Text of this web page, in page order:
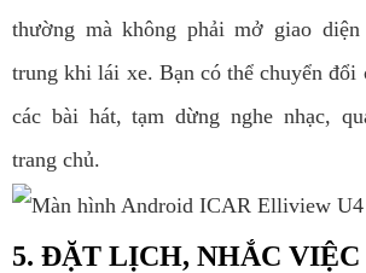
thường mà không phải mở giao
trung khi lái xe. Bạn có thể chuyển đổi
các bài hát, tạm dừng nghe nhạc,
trang chủ.
5. ĐẶT LỊCH, NHẮC